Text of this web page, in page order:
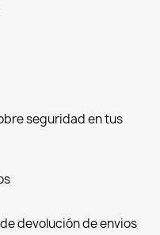
seguridad en tus
devolución de envios